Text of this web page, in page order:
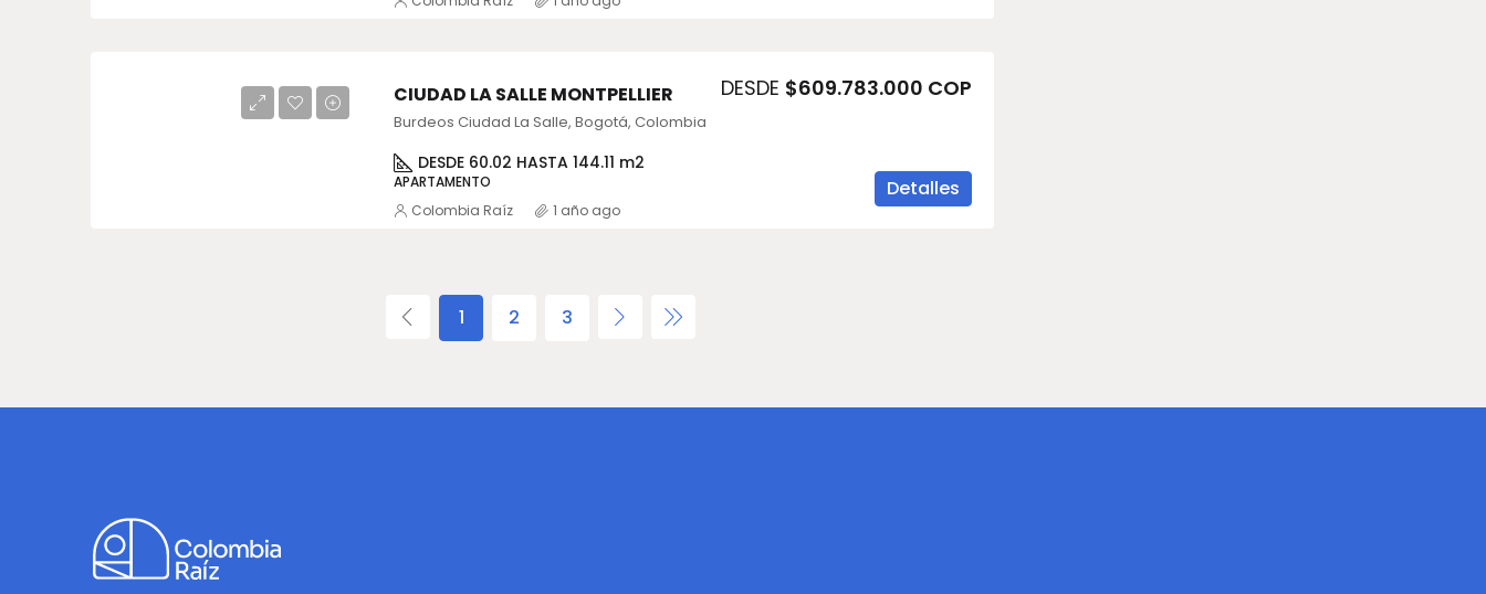
CIUDAD LA SALLE MONTPELLIER DESDE $609.783.000 COP
Burdeos Ciudad La Salle, Bogotá, Colombia
DESDE 60.02 HASTA 144.11 m2
APARTAMENTO Detalles
Colombia Raíz 1 año ago
1 2 3